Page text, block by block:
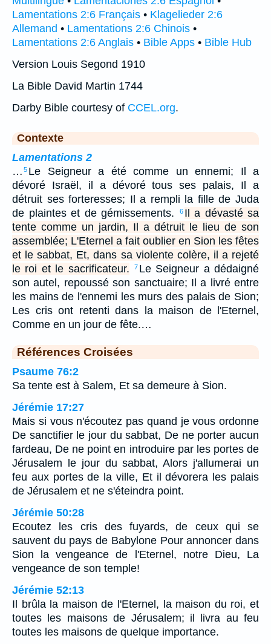
Lamentations 2:6 Français • Klagelieder 2:6
Allemand • Lamentations 2:6 Chinois •
Lamentations 2:6 Anglais • Bible Apps • Bible Hub
Version Louis Segond 1910
La Bible David Martin 1744
Darby Bible courtesy of CCEL.org.
Contexte
Lamentations 2
… 5 Le Seigneur a été comme un ennemi; Il a
dévoré Israël, il a dévoré tous ses palais, Il a
détruit ses forteresses; Il a rempli la fille de Juda
de plaintes et de gémissements.
6 Il a dévasté sa
tente comme un jardin, Il a détruit le lieu de son
assemblée; L'Eternel a fait oublier en Sion les fêtes
et le sabbat, Et, dans sa violente colère, il a rejeté
le roi et le sacrificateur.
7 Le Seigneur a dédaigné
son autel, repoussé son sanctuaire; Il a livré entre
les mains de l'ennemi les murs des palais de Sion;
Les cris ont retenti dans la maison de l'Eternel,
Comme en un jour de fête.…
Références Croisées
Psaume 76:2
Sa tente est à Salem, Et sa demeure à Sion.
Jérémie 17:27
Mais si vous n'écoutez pas quand je vous ordonne
De sanctifier le jour du sabbat, De ne porter aucun
fardeau, De ne point en introduire par les portes de
Jérusalem le jour du sabbat, Alors j'allumerai un
feu aux portes de la ville, Et il dévorera les palais
de Jérusalem et ne s'éteindra point.
Jérémie 50:28
Ecoutez les cris des fuyards, de ceux qui se
sauvent du pays de Babylone Pour annoncer dans
Sion la vengeance de l'Eternel, notre Dieu, La
vengeance de son temple!
Jérémie 52:13
Il brûla la maison de l'Eternel, la maison du roi, et
toutes les maisons de Jérusalem; il livra au feu
toutes les maisons de quelque importance.